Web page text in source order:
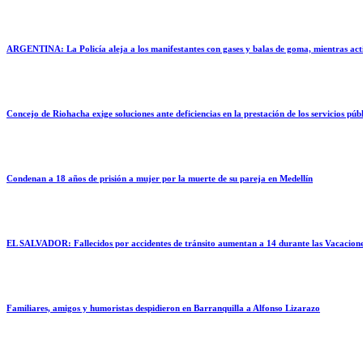
ARGENTINA: La Policía aleja a los manifestantes con gases y balas de goma, mientras
Concejo de Riohacha exige soluciones ante deficiencias en la prestación de los servicios
Condenan a 18 años de prisión a mujer por la muerte de su pareja en Medellín
EL SALVADOR: Fallecidos por accidentes de tránsito aumentan a 14 durante las
Familiares, amigos y humoristas despidieron en Barranquilla a Alfonso Lizarazo